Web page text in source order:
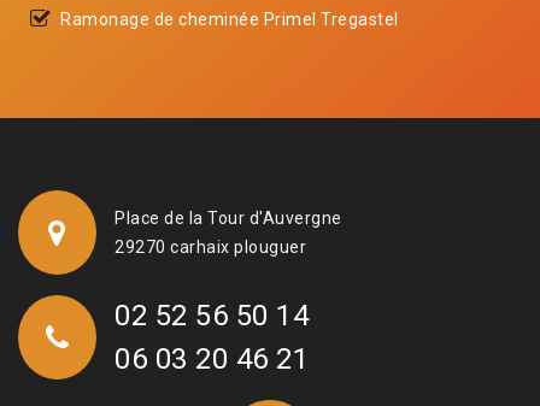
Ramonage de cheminée Primel Tregastel
Place de la Tour d'Auvergne
29270 carhaix plouguer
02 52 56 50 14
06 03 20 46 21